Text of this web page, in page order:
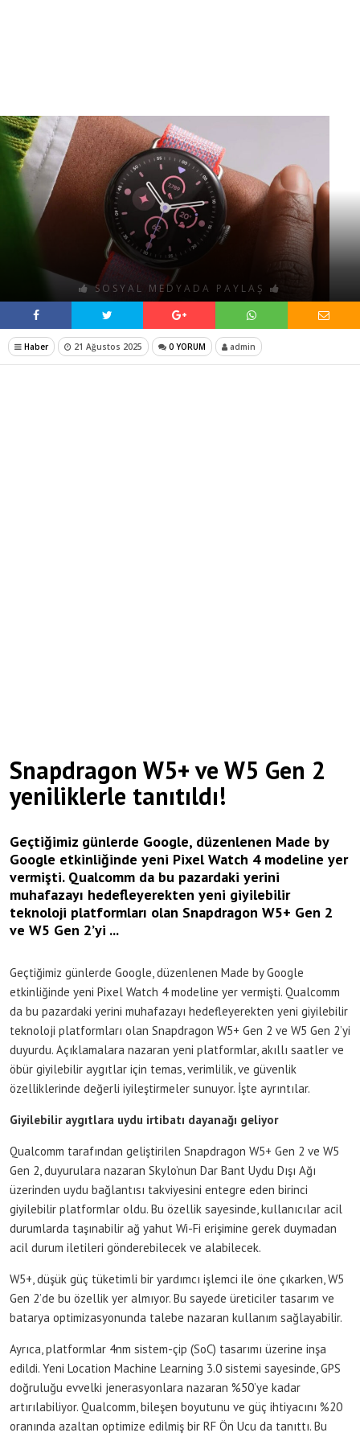
SOSYAL MEDYADA PAYLAŞ
Haber 21 Ağustos 2025 0 YORUM admin
Snapdragon W5+ ve W5 Gen 2
yeniliklerle tanıtıldı!
Geçtiğimiz günlerde Google, düzenlenen Made by
Google etkinliğinde yeni Pixel Watch 4 modeline yer
vermişti. Qualcomm da bu pazardaki yerini
muhafazayı hedefleyerekten yeni giyilebilir
teknoloji platformları olan Snapdragon W5+ Gen 2
ve W5 Gen 2’yi ...
Geçtiğimiz günlerde Google, düzenlenen Made by Google
etkinliğinde yeni Pixel Watch 4 modeline yer vermişti. Qualcomm
da bu pazardaki yerini muhafazayı hedefleyerekten yeni giyilebilir
teknoloji platformları olan Snapdragon W5+ Gen 2 ve W5 Gen 2’yi
duyurdu. Açıklamalara nazaran yeni platformlar, akıllı saatler ve
öbür giyilebilir aygıtlar için temas, verimlilik, ve güvenlik
özelliklerinde değerli iyileştirmeler sunuyor. İşte ayrıntılar.
Giyilebilir aygıtlara uydu irtibatı dayanağı geliyor
Qualcomm tarafından geliştirilen Snapdragon W5+ Gen 2 ve W5
Gen 2, duyurulara nazaran Skylo’nun Dar Bant Uydu Dışı Ağı
üzerinden uydu bağlantısı takviyesini entegre eden birinci
giyilebilir platformlar oldu. Bu özellik sayesinde, kullanıcılar acil
durumlarda taşınabilir ağ yahut Wi-Fi erişimine gerek duymadan
acil durum iletileri gönderebilecek ve alabilecek.
W5+, düşük güç tüketimli bir yardımcı işlemci ile öne çıkarken, W5
Gen 2’de bu özellik yer almıyor. Bu sayede üreticiler tasarım ve
batarya optimizasyonunda talebe nazaran kullanım sağlayabilir.
Ayrıca, platformlar 4nm sistem-çip (SoC) tasarımı üzerine inşa
edildi. Yeni Location Machine Learning 3.0 sistemi sayesinde, GPS
doğruluğu evvelki jenerasyonlara nazaran %50’ye kadar
artırılabiliyor. Qualcomm, bileşen boyutunu ve güç ihtiyacını %20
oranında azaltan optimize edilmiş bir RF Ön Ucu da tanıttı. Bu